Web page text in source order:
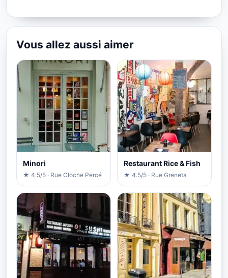
Vous allez aussi aimer
Minori
★ 4.5/5 · Rue Cloche Percé
Restaurant Rice & Fish
★ 4.5/5 · Rue Greneta